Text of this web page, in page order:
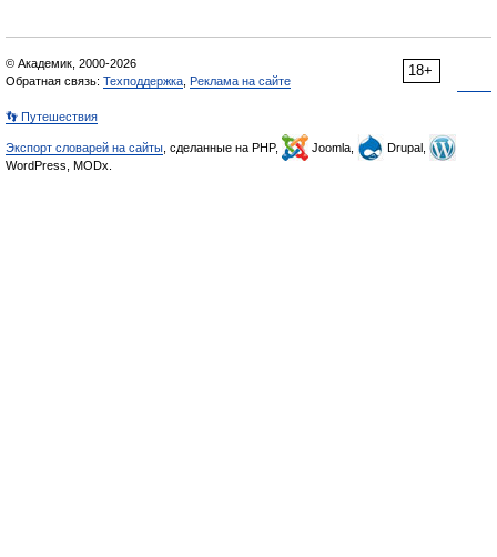
18+
© Академик, 2000-2026
Обратная связь: Техподдержка Реклама на сайте
👣 Путешествия
Экспорт словарей на сайты , сделанные на PHP, Joomla,
Drupal,
WordPress, MODx.